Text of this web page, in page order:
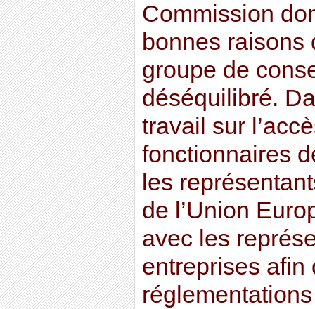
Commission
bonnes raisons
groupe de
déséquilibré.
travail sur
fonctionnaires
les
de l’Union
avec les
entreprises afin